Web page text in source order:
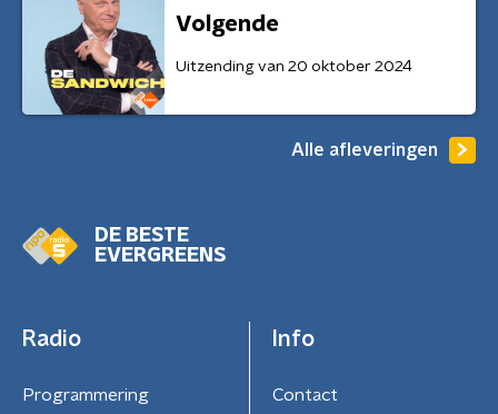
Volgende
Uitzending van 20 oktober 2024
Alle afleveringen
DE BESTE
EVERGREENS
Radio
Programmering
Info
Contact